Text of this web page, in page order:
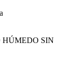
HÚMEDO SIN